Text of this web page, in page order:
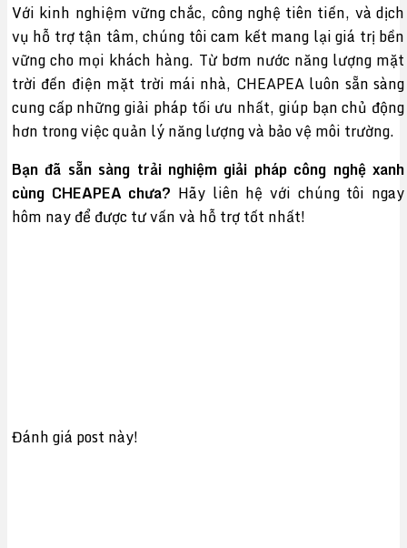
Với kinh nghiệm vững chắc, công nghệ tiên tiến, và dịch
vụ hỗ trợ tận tâm, chúng tôi cam kết mang lại giá trị bền
vững cho mọi khách hàng. Từ bơm nước năng lượng mặt
trời đến điện mặt trời mái nhà, CHEAPEA luôn sẵn sàng
cung cấp những giải pháp tối ưu nhất, giúp bạn chủ động
hơn trong việc quản lý năng lượng và bảo vệ môi trường.
Bạn đã sẵn sàng trải nghiệm giải pháp công nghệ xanh
cùng CHEAPEA chưa? Hãy liên hệ với chúng tôi ngay
hôm nay để được tư vấn và hỗ trợ tốt nhất!
Đánh giá post này!